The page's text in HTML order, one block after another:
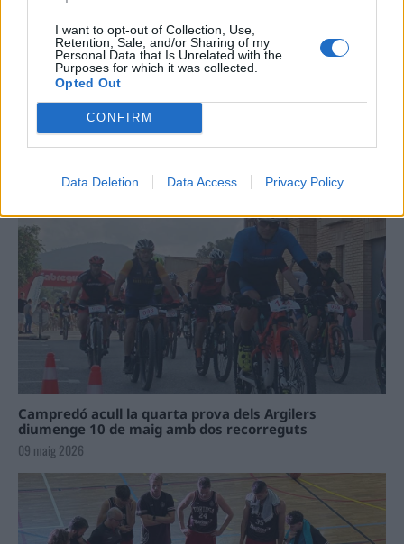
I want to opt-out of Collection, Use,
Retention, Sale, and/or Sharing of my
Personal Data that Is Unrelated with the
Purposes for which it was collected.
Opted Out
CONFIRM
Data Deletion Data Access Privacy Policy
La Cursa de l’Aldea segona d’etiqueta d’or de la
09 maig 2026
Campredó acull la quarta prova dels Argilers
diumenge 10 de maig amb dos recorreguts
09 maig 2026